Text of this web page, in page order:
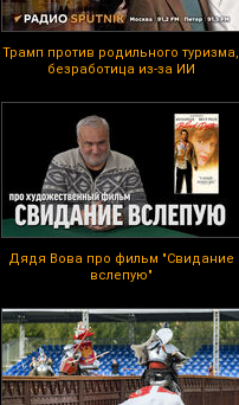
Трамп против родильного туризма,
безработица из-за ИИ
Дядя Вова про фильм "Свидание
вслепую"